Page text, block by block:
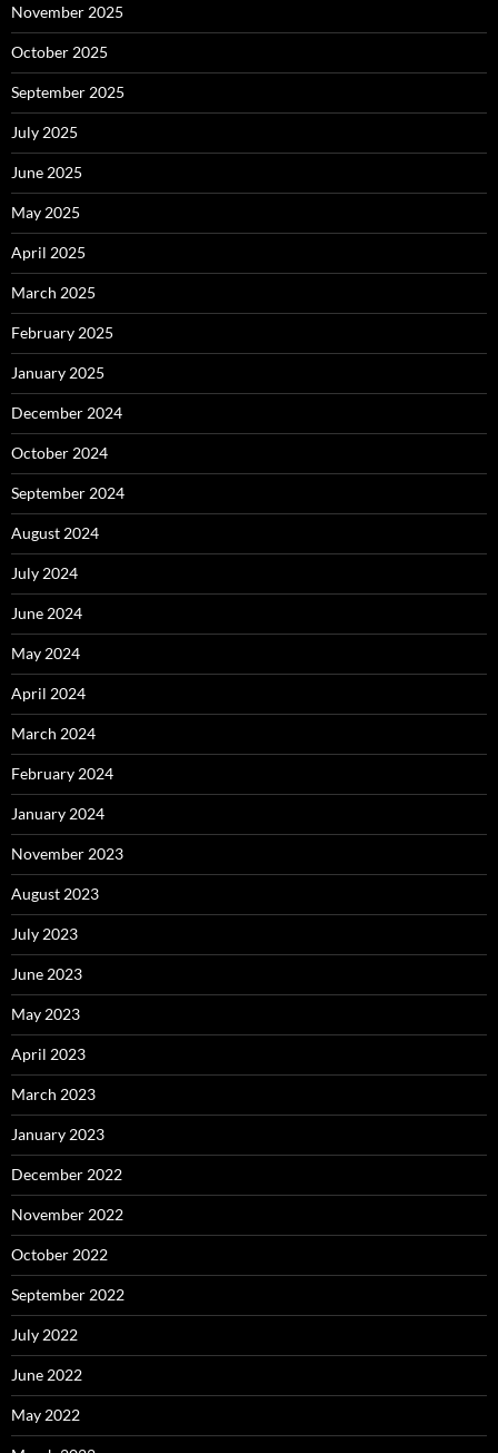
November 2025
October 2025
September 2025
July 2025
June 2025
May 2025
April 2025
March 2025
February 2025
January 2025
December 2024
October 2024
September 2024
August 2024
July 2024
June 2024
May 2024
April 2024
March 2024
February 2024
January 2024
November 2023
August 2023
July 2023
June 2023
May 2023
April 2023
March 2023
January 2023
December 2022
November 2022
October 2022
September 2022
July 2022
June 2022
May 2022